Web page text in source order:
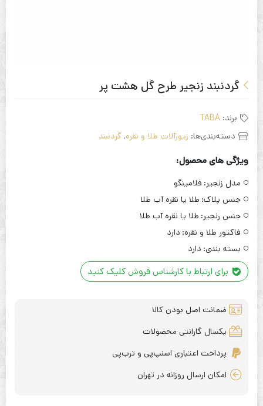
گردنبند زنجیر طرح گل هشت پر
برند: TABA
دسته‌بندی‌ها: زیورآلات طلا و نقره, گردنبند
ویژگی های محصول:
مدل زنجیر: فلامینگو
جنس پلاک: طلا یا نقره آب طلا
جنس رنجیر: طلا یا نقره آب طلا
فاکتور طلا و نقره: دارد
بسته بندی: دارد
برای ارتباط با کارشناس فروش کلیک کنید
ضمانت اصل بودن کالا
یکسال گارانتی محصولات
پرداخت اعتباری اسنپ‌پی و ترب‌پی
امکان ارسال روزانه در تهران